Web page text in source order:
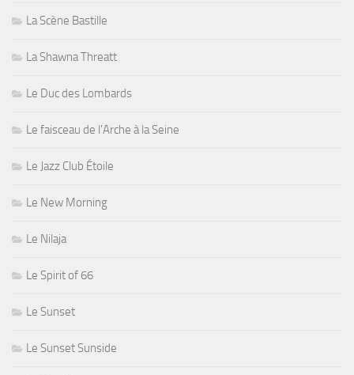
La Scène Bastille
La Shawna Threatt
Le Duc des Lombards
Le faisceau de l'Arche à la Seine
Le Jazz Club Étoile
Le New Morning
Le Nilaja
Le Spirit of 66
Le Sunset
Le Sunset Sunside